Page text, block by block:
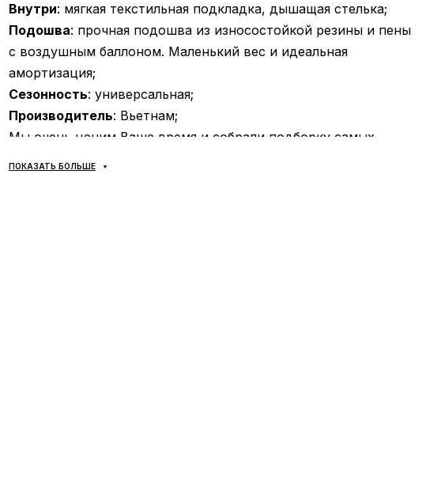
Внутри: мягкая текстильная подкладка, дышащая стелька;
Подошва: прочная подошва из износостойкой резины и пены
с воздушным баллоном. Маленький вес и идеальная
амортизация;
Сезонность: универсальная;
Производитель: Вьетнам;
Мы очень ценим Ваше время и собрали подборку самых
ПОКАЗАТЬ БОЛЬШЕ